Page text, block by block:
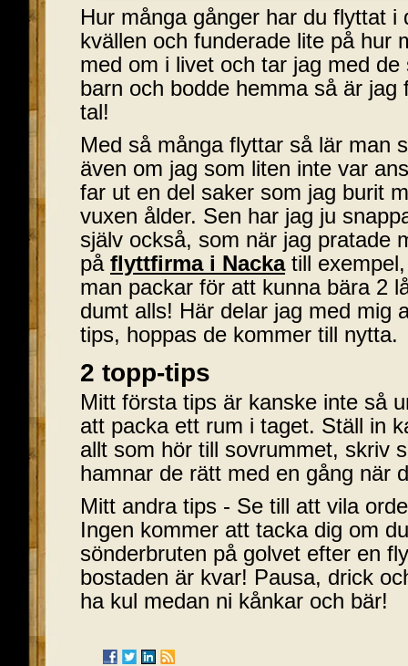
Hur många gånger har du flyttat
kvällen och funderade lite på hur
med om i livet och tar jag med
barn och bodde hemma så är
tal!
Med så många flyttar så lär man
även om jag som liten inte var
far ut en del saker som jag burit
vuxen ålder. Sen har jag ju
själv också, som när jag pratade
på flyttfirma i Nackatill
man packar för att kunna bära 2
dumt alls! Här delar jag med mig
tips, hoppas de kommer till nytta.
2 topp-tips
Mitt första tips är kanske inte så
att packa ett rum i taget. Ställ in
allt som hör till sovrummet, skriv
hamnar de rätt med en gång när
Mitt andra tips - Se till att vila
Ingen kommer att tacka dig om
sönderbruten på golvet efter en
bostaden är kvar! Pausa, drick
ha kul medan ni kånkar och bär!